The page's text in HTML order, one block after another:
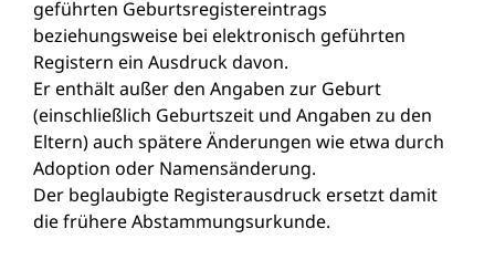
geführten Geburtsregistereintrags
beziehungsweise bei elektronisch geführten
Registern ein Ausdruck davon.
Er enthält außer den Angaben zur Geburt
(einschließlich Geburtszeit und Angaben zu den
Eltern) auch spätere Änderungen wie etwa durch
Adoption oder Namensänderung.
Der beglaubigte Registerausdruck ersetzt damit
die frühere Abstammungsurkunde.